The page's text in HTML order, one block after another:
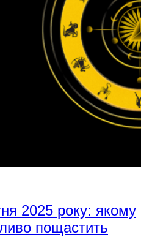
2025 року: якому
пощастить